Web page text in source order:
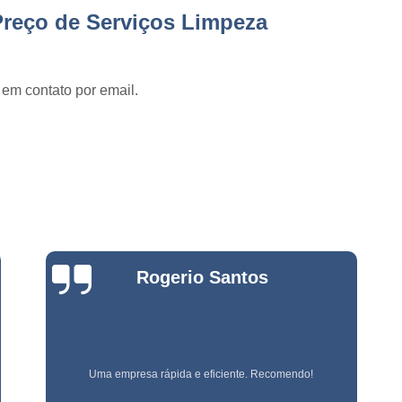
Empresa de Conservação e
Empresa de Soluções em
de Serviços Limpeza
contato por email.
Bianca
Zanardo
Empresa referência em terceirização de mão de obra!